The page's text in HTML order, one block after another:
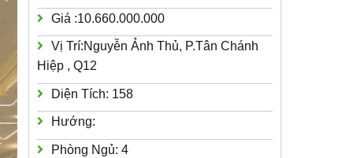
Giá :10.660.000.000
Vị Trí:Nguyễn Ảnh Thủ, P.Tân Chánh
Hiệp , Q12
Diện Tích: 158
Hướng:
Phòng Ngủ: 4